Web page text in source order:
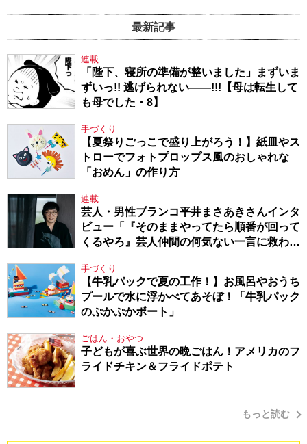
最新記事
連載
「陛下、寝所の準備が整いました」まずいま
ずいっ!! 逃げられない――!!!【母は転生して
も母でした・8】
手づくり
【夏祭りごっこで盛り上がろう！】紙皿やス
トローでフォトプロップス風のおしゃれな
「おめん」の作り方
連載
芸人・男性ブランコ平井まさあきさんインタ
ビュー「『そのままやってたら順番が回って
くるやろ』芸人仲間の何気ない一言に救われ
手づくり
【牛乳パックで夏の工作！】お風呂やおうち
プールで水に浮かべてあそぼ！「牛乳パック
のぷかぷかボート」
ごはん・おやつ
子どもが喜ぶ世界の晩ごはん！アメリカのフ
ライドチキン＆フライドポテト
もっと読む